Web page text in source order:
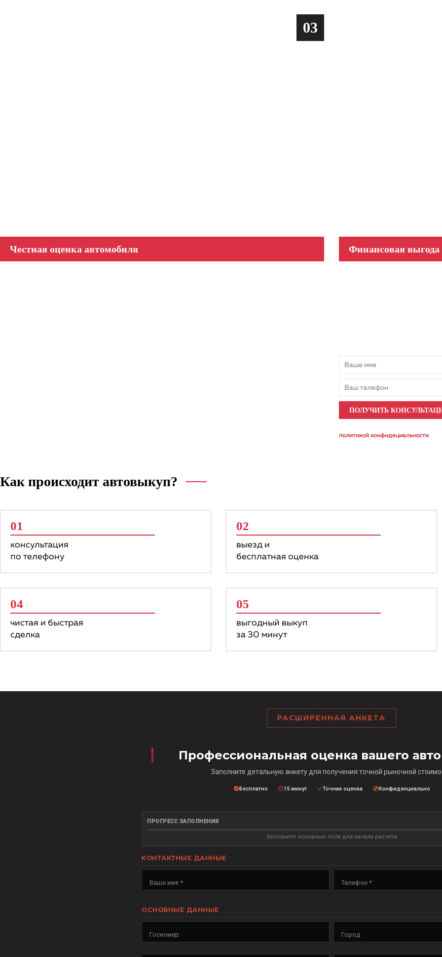
03
Честная оценка автомобиля Финансовая выгода
политикой конфидециальности
Как происходит автовыкуп?
01
консультация
по телефону
02
выезд и
бесплатная оценка
04
чистая и быстрая
сделка
05
выгодный выкуп
за 30 минут
РАСШИРЕННАЯ АНКЕТА
Профессиональная оценка вашего
Заполните детальную анкету для получения точной рыночной
Бесплатно 15 минут Точная оценка Конфиденциально
ПРОГРЕСС ЗАПОЛНЕНИЯ
Заполните основные поля для начала расчета
КОНТАКТНЫЕ ДАННЫЕ
Ваше имя * Телефон *
ОСНОВНЫЕ ДАННЫЕ
Госномер Город